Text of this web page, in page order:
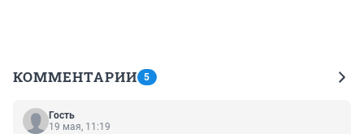
КОММЕНТАРИИ 5
Гость
19 мая, 11:19